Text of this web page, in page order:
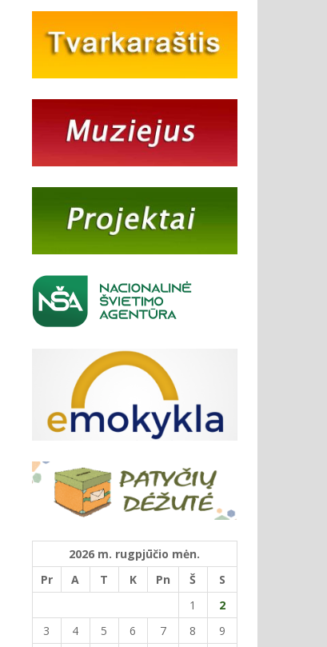
2026 m. rugpjūčio mėn.
Pr
A T K Pn Š
S
1
2
3
4 5 6 7 8
9